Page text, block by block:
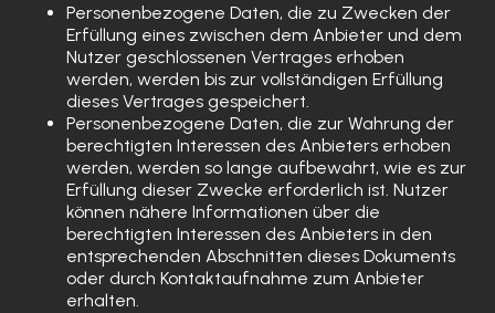
Personenbezogene Daten, die zu Zwecken der
Erfüllung eines zwischen dem Anbieter und dem
Nutzer geschlossenen Vertrages erhoben
werden, werden bis zur vollständigen Erfüllung
dieses Vertrages gespeichert.
Personenbezogene Daten, die zur Wahrung der
berechtigten Interessen des Anbieters erhoben
werden, werden so lange aufbewahrt, wie es zur
Erfüllung dieser Zwecke erforderlich ist. Nutzer
können nähere Informationen über die
berechtigten Interessen des Anbieters in den
entsprechenden Abschnitten dieses Dokuments
oder durch Kontaktaufnahme zum Anbieter
erhalten.